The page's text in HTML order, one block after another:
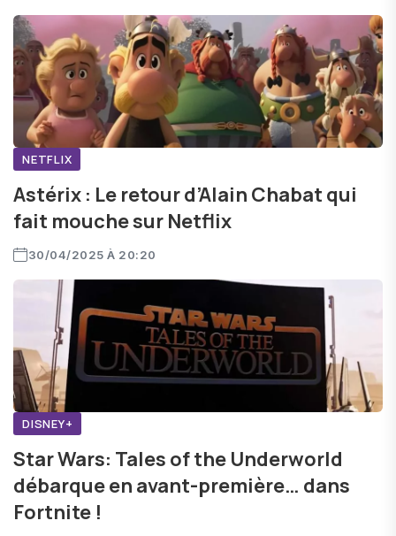
NETFLIX
Astérix : Le retour d’Alain Chabat qui
fait mouche sur Netflix
30/04/2025 À 20:20
DISNEY+
Star Wars: Tales of the Underworld
débarque en avant-première… dans
Fortnite !